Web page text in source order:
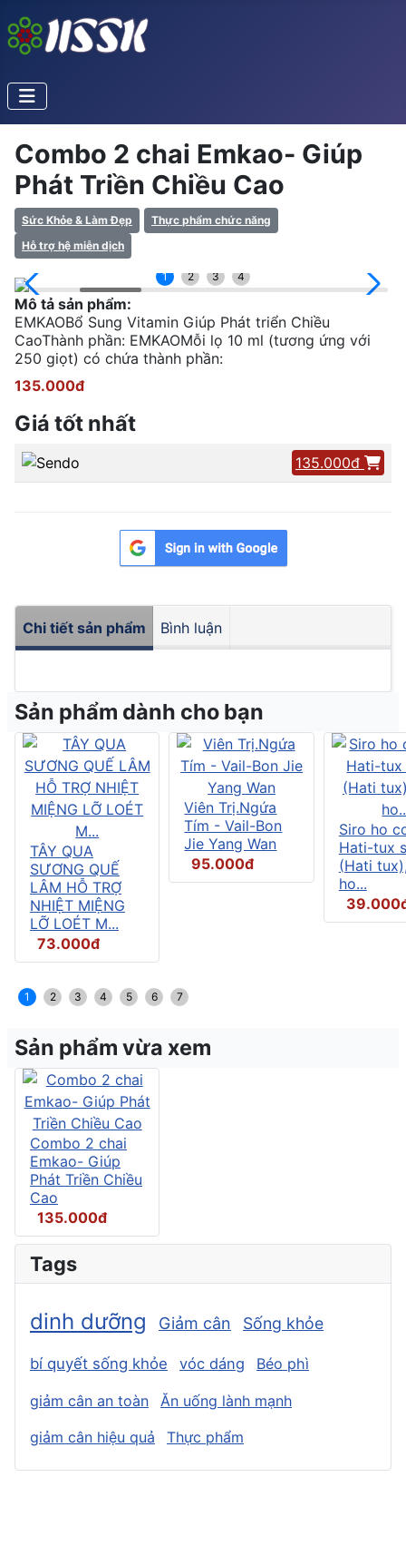
Combo 2 chai Emkao- Giúp
Phát Triền Chiều Cao
Sức Khỏe & Làm Đẹp
Thực phẩm chức năng
Hỗ trợ hệ miễn dịch
1 2 3 4
Mô tả sản phẩm:
EMKAOBổ Sung Vitamin Giúp Phát triển Chiều
CaoThành phần: EMKAOMỗi lọ 10 ml (tương ứng với
250 giọt) có chứa thành phần:
135.000đ
Giá tốt nhất
135.000đ
Chi tiết sản phẩm Bình luận
Sản phẩm dành cho bạn
TÂY QUA
SƯƠNG QUẾ
LÂM HỖ TRỢ
NHIỆT MIỆNG
LỠ LOÉT M...
73.000đ
Viên Trị.Ngứa
Tím - Vail-Bon
Jie Yang Wan
95.000đ
Siro ho
Hati-tux
(Hati
ho...
1 2 3 4 5 6 7
Sản phẩm vừa xem
Combo 2 chai
Emkao- Giúp
Phát Triền Chiều
Cao
135.000đ
Tags
dinh dưỡng Giảm cân Sống khỏe
bí quyết sống khỏe vóc dáng Béo phì
giảm cân an toàn
Ăn uống lành mạnh
giảm cân hiệu quả
Thực phẩm